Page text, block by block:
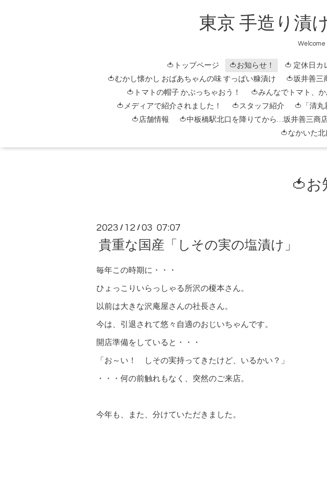
東京 手造り漬
Welcome
🍅トップページ 🍅お知らせ！ 🍅 定休日カ
🍅むかし懐かし おばあちゃんの味 すっぱい糠漬け
🍅坂井善三
🍅トマトの帽子 かぶっちゃおう！
🍅みんなでトマト、
🍅メディアで紹介されました！
🍅スタッフ紹介 🍅「清丸
🍅店舗情報
🍅中板橋駅北口を降りてから…坂井善三商
🍅なかいた北
🍅お
2023 / 12 / 03 07:07
貴重な国産「しその実の塩漬け」
毎年この時期に・・・
ひょっこりいらっしゃる所沢の榎本さん。
以前は大きな沢庵屋さんの社長さん。
今は、引退されて悠々自適のおじいちゃんです。
開店準備をしていると・・・
「お～い！ しその実持ってきたけど、いるかい？」
・・・何の前触れもなく、突然のご来店。
今年も、また、分けていただきました。